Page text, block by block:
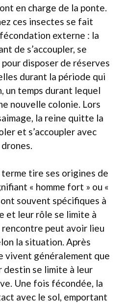
en charge de la ponte.
ces insectes se fait
externe : la
de s’accoupler, se
disposer de réserves
durant la période qui
un temps durant lequel
nouvelle colonie. Lors
la reine quitte la
et s’accoupler avec
terme tire ses origines de
« homme fort » ou «
souvent spécifiques à
et leur rôle se limite à
rencontre peut avoir lieu
la situation. Après
vivent généralement que
destin se limite à leur
Une fois fécondée, la
avec le sol, emportant